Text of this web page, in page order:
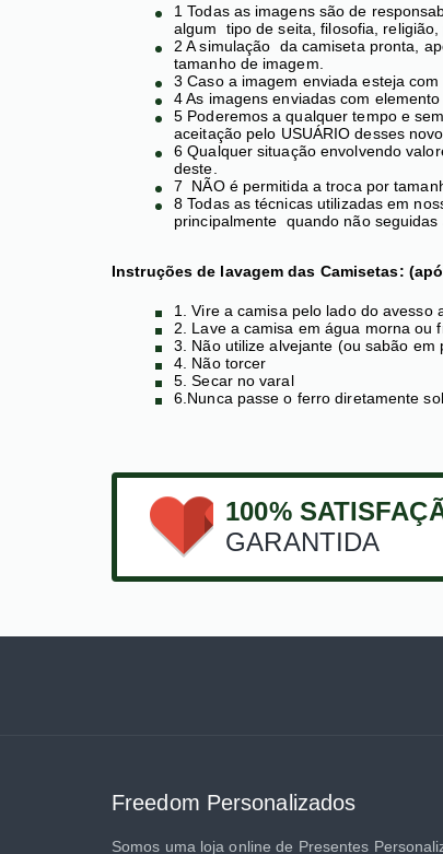
1 Todas as imagens são de
algum tipo de seita, filosofia,
2 A simulação da camiseta pronta,
tamanho de imagem.
3 Caso a imagem enviada esteja
4 As imagens enviadas com
5 Poderemos a qualquer tempo e
aceitação pelo USUÁRIO desses
6 Qualquer situação envolvendo
deste.
7 NÃO é permitida a troca por
8 Todas as técnicas utilizadas em
principalmente quando não
Instruções de lavagem das Camisetas:
1. Vire a camisa pelo lado do avesso
2. Lave a camisa em água morna ou
3. Não utilize alvejante (ou sabão
4. Não torcer
5. Secar no varal
6.Nunca passe o ferro diretamente
100%
GARANTIDA
Freedom Personalizados
Somos uma loja online de Presentes